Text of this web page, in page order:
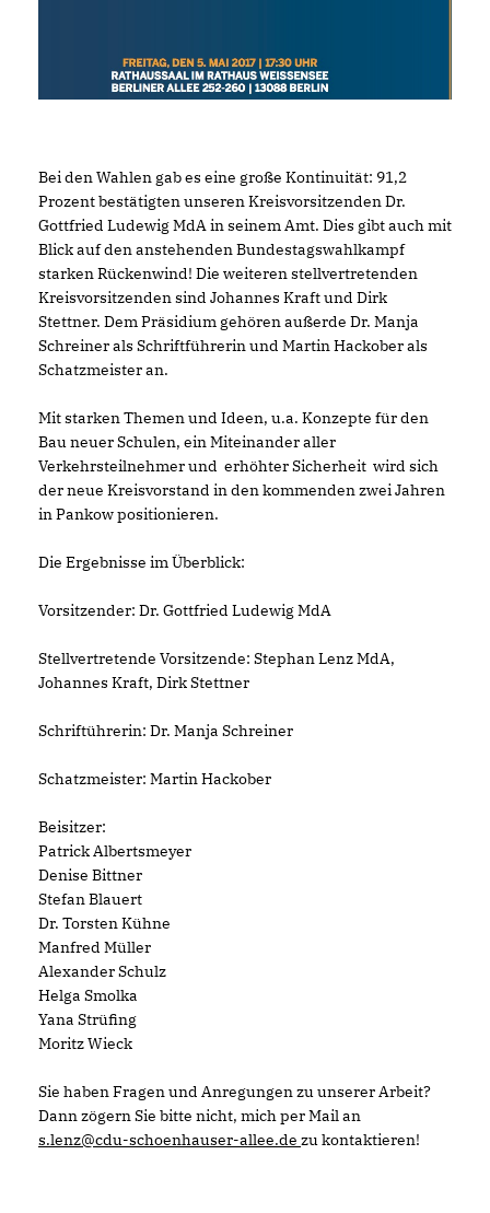
Bei den Wahlen gab es eine große Kontinuität: 91,2
Prozent bestätigten unseren Kreisvorsitzenden Dr.
Gottfried Ludewig MdA in seinem Amt. Dies gibt auch mit
Blick auf den anstehenden Bundestagswahlkampf
starken Rückenwind! Die weiteren stellvertretenden
Kreisvorsitzenden sind Johannes Kraft und Dirk
Stettner. Dem Präsidium gehören außerde Dr. Manja
Schreiner als Schriftführerin und Martin Hackober als
Schatzmeister an.
Mit starken Themen und Ideen, u.a. Konzepte für den
Bau neuer Schulen, ein Miteinander aller
Verkehrsteilnehmer und erhöhter Sicherheit wird sich
der neue Kreisvorstand in den kommenden zwei Jahren
in Pankow positionieren.
Die Ergebnisse im Überblick:
Vorsitzender: Dr. Gottfried Ludewig MdA
Stellvertretende Vorsitzende: Stephan Lenz MdA,
Johannes Kraft, Dirk Stettner
Schriftührerin: Dr. Manja Schreiner
Schatzmeister: Martin Hackober
Beisitzer:
Patrick Albertsmeyer
Denise Bittner
Stefan Blauert
Dr. Torsten Kühne
Manfred Müller
Alexander Schulz
Helga Smolka
Yana Strüfing
Moritz Wieck
Sie haben Fragen und Anregungen zu unserer Arbeit?
Dann zögern Sie bitte nicht, mich per Mail an
s.lenz@cdu-schoenhauser-allee.de zu kontaktieren!